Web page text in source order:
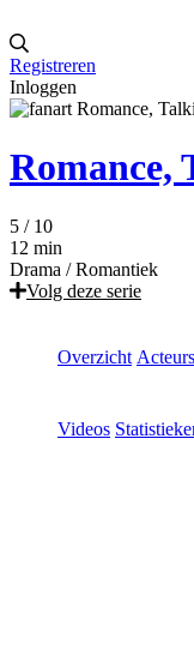
Registreren
Inloggen
Romance,
5 / 10
12 min
Drama / Romantiek
Volg deze serie
Overzicht Acteurs
Videos